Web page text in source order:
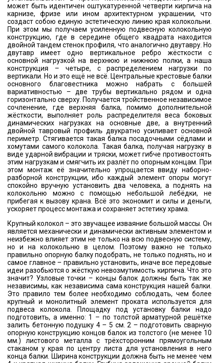
может быть идентичен оштукатуренной четверти кирпича на
карнизе, фризе или ином архитектурном украшении, что
создаст собою единую эстетическую линию края колокольни.
При этом мы получаем усиленную подвесную колокольную
конструкцию, где в середине общего квадрата находится
двойной тандем стенок профиля, что аналогично двутавру. Но
двутавр имеет одно вертикальное ребро жёсткости с
основной нагрузкой на верхнюю и нижнюю полки, а наша
конструкция – четыре, с распределением нагрузки по
вертикали. Но и это ещё не всё. Центральные крестовые балки
основного благовестника можно набрать с большей
вариативностью – две трубы вертикально рядом и одна
горизонтально сверху. Получается тройственное независимое
сочленение, где верхняя балка, помимо дополнительной
жёсткости, выполняет роль распределителя веса боковых
динамических нагрузках на основные две, а внутренний
двойной тавровый профиль двукратно усиливает основной
периметр. Стягивается такая балка посадочными сёдлами и
хомутами самого колокола. Такая балка, получая нагрузку в
виде ударной вибрации и тряски, может гибче противостоять
этим нагрузкам и смягчить их разлёт по опорным концам. При
этом монтаж её значительно упрощается ввиду наборно-
разборной конструкции, ибо каждый элемент опоры могут
спокойно вручную установить два человека, а поднять на
колокольню можно с помощью небольшой лебёдки, не
прибегая к вызову крана. Всё это экономит и силы и деньги,
ускоряет процесс монтажа и сохраняет эстетику храма.
Крупный колокол – это звучащее изваяние большой массы. Он
является механически и динамически активным элементом и
неизбежно влияет этим не только на всю подвесную систему,
но и на колокольню в целом. Поэтому важно не только
правильно опорную балку подобрать, не только поднять, но и
самое главное – правильно установить, иначе все передовые
идеи разобьются о жёсткую невозмутимость кирпича. Что это
значит? Узловые точки – концы балок должны быть так же
независимы, как независима сама конструкция нашей балки.
Это правило тем более необходимо соблюдать, чем более
крупный и монолитный элемент проката используется для
подвеса колокола. Площадку под установку балки надо
подготовить, а именно: 1 – по толстой арматурной решётке
залить бетонную подушку 4 – 5 см. 2 – подготовить сварную
опорную конструкцию концов балок из толстого (не менее 10
мм.) листового металла с трёхсторонним прямоугольным
стаканом у края по центру листа для установления в него
конца балки. Ширина конструкции должна быть не менее чем